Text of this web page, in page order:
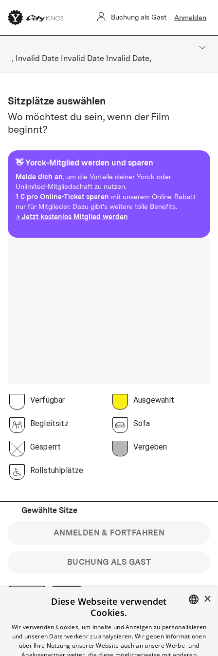
Buchung als Gast Anmelden
, Invalid Date Invalid Date Invalid Date,
Sitzplätze auswählen
Wo möchtest du sein, wenn der Film
beginnt?
👋 Yorck-Mitglied werden und sparen
Melde dich an, um die Vorteile deiner Yorck oder
Unlimited-Mitgliedschaft zu nutzen.
1 € pro Online-Ticket sparen mit unserem Online-Rabatt
nur für Mitglieder. Dazu gibt's weitere tolle Benefits.
→ Jetzt kostenlos Mitglied werden
Verfügbar Ausgewählt
Begleitsitz Sofa
Gesperrt Vergeben
Rollstuhlplätze
Gewählte Sitze
BUCHUNG ALS GAST
ANMELDEN & FORTFAHREN
Bitte beachte: Gastbuchungen sind nicht stornierbar.
Registriere dich kostenlos für bis zu 90 min vor Filmbeginn
stornierbare Tickets für reguläre Vorstellungen.
Unlimited-Mitglied? Melde dich an, um deine Benefits
ENGLISH
×
Diese Webseite verwendet
Cookies.
Wir verwenden Cookies, um Inhalte und Anzeigen zu personalisieren
und unseren Datenverkehr zu analysieren. Wir geben Informationen
über Ihre Nutzung unserer Website auch an unsere Werbe- und